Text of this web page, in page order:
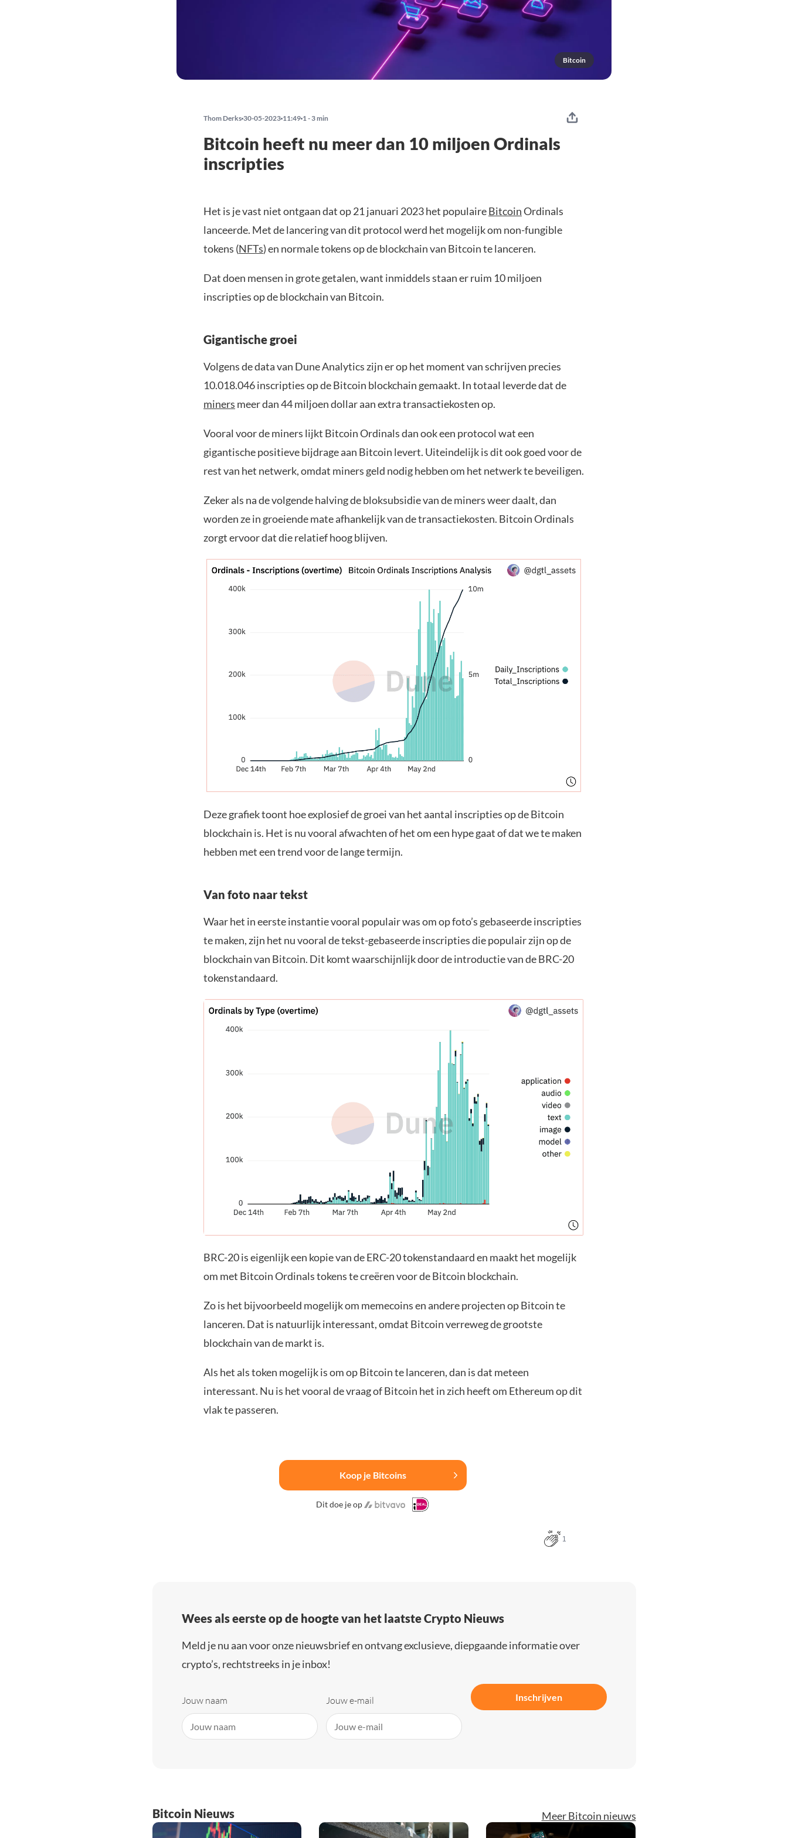
Bitcoin
Thom Derks 30-05-2023 11:49 1 - 3 min
Bitcoin heeft nu meer dan 10 miljoen Ordinals
inscripties
Het is je vast niet ontgaan dat op 21 januari 2023 het populaireBitcoinOrdinals
lanceerde. Met de lancering van dit protocol werd het mogelijk om non-fungible
tokens (NFTs) en normale tokens op de blockchain van Bitcoin te lanceren.
Dat doen mensen in grote getalen, want inmiddels staan er ruim 10 miljoen
inscripties op de blockchain van Bitcoin.
Gigantische groei
Volgens de data van Dune Analytics zijn er op het moment van schrijven precies
10.018.046 inscripties op de Bitcoin blockchain gemaakt. In totaal leverde dat de
miners meer dan 44 miljoen dollar aan extra transactiekosten op.
Vooral voor de miners lijkt Bitcoin Ordinals dan ook een protocol wat een
gigantische positieve bijdrage aan Bitcoin levert. Uiteindelijk is dit ook goed voor de
rest van het netwerk, omdat miners geld nodig hebben om het netwerk te beveiligen.
Zeker als na de volgende halving de bloksubsidie van de miners weer daalt, dan
worden ze in groeiende mate afhankelijk van de transactiekosten. Bitcoin Ordinals
zorgt ervoor dat die relatief hoog blijven.
Deze grafiek toont hoe explosief de groei van het aantal inscripties op de Bitcoin
blockchain is. Het is nu vooral afwachten of het om een hype gaat of dat we te maken
hebben met een trend voor de lange termijn.
Van foto naar tekst
Waar het in eerste instantie vooral populair was om op foto’s gebaseerde inscripties
te maken, zijn het nu vooral de tekst-gebaseerde inscripties die populair zijn op de
blockchain van Bitcoin. Dit komt waarschijnlijk door de introductie van de BRC-20
tokenstandaard.
BRC-20 is eigenlijk een kopie van de ERC-20 tokenstandaard en maakt het mogelijk
om met Bitcoin Ordinals tokens te creëren voor de Bitcoin blockchain.
Zo is het bijvoorbeeld mogelijk om memecoins en andere projecten op Bitcoin te
lanceren. Dat is natuurlijk interessant, omdat Bitcoin verreweg de grootste
blockchain van de markt is.
Als het als token mogelijk is om op Bitcoin te lanceren, dan is dat meteen
interessant. Nu is het vooral de vraag of Bitcoin het in zich heeft om Ethereum op dit
vlak te passeren.
Koop je Bitcoins
Dit doe je op
1
Wees als eerste op de hoogte van het laatste Crypto Nieuws
Meld je nu aan voor onze nieuwsbrief en ontvang exclusieve, diepgaande informatie over
crypto’s, rechtstreeks in je inbox!
Jouw naam Jouw e-mail Inschrijven
Bitcoin Nieuws Meer Bitcoin nieuws